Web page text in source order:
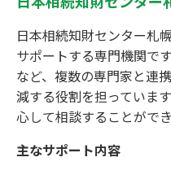
日本相続知財センター札
サポートする専門機関で
など、複数の専門家と連
減する役割を担っていま
心して相談することができ
主なサポート内容